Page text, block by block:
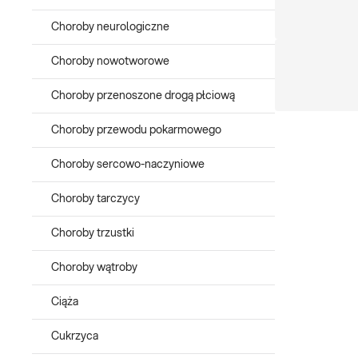
Choroby neurologiczne
Choroby nowotworowe
Choroby przenoszone drogą płciową
Choroby przewodu pokarmowego
Choroby sercowo-naczyniowe
Choroby tarczycy
Choroby trzustki
Choroby wątroby
Ciąża
Cukrzyca